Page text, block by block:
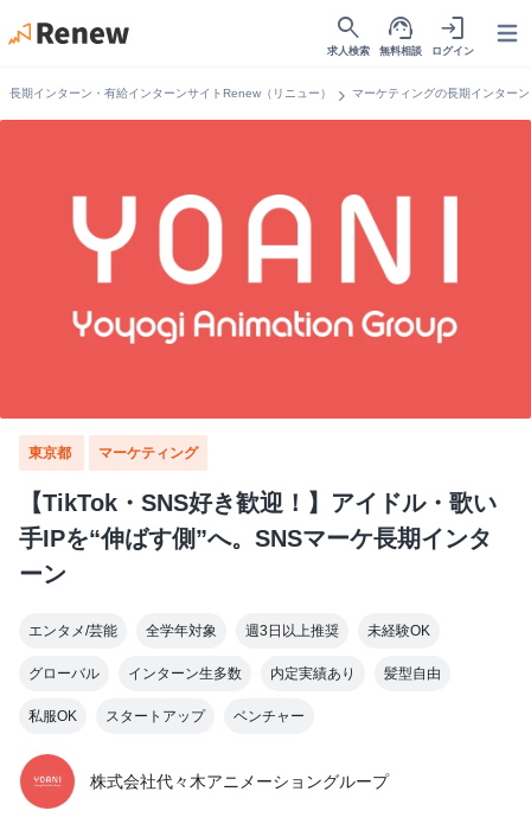
search
求人検索
support_agent
無料相談
login
ログイン
長期インターン・有給インターンサイトRenew（リニュー） chevron_right マーケティングの長期インター
東京都 マーケティング
【TikTok・SNS好き歓迎！】アイドル・歌い
手IPを“伸ばす側”へ。SNSマーケ長期インタ
ーン
エンタメ/芸能 全学年対象 週3日以上推奨 未経験OK
グローバル インターン生多数 内定実績あり 髪型自由
私服OK スタートアップ ベンチャー
株式会社代々木アニメーショングループ